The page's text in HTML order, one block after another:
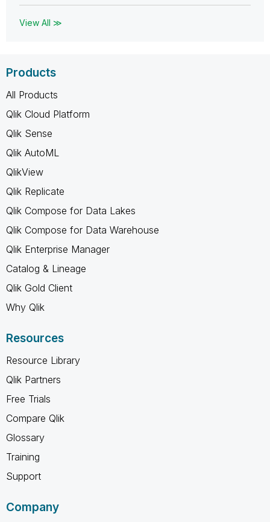
View All ≫
Products
All Products
Qlik Cloud Platform
Qlik Sense
Qlik AutoML
QlikView
Qlik Replicate
Qlik Compose for Data Lakes
Qlik Compose for Data Warehouse
Qlik Enterprise Manager
Catalog & Lineage
Qlik Gold Client
Why Qlik
Resources
Resource Library
Qlik Partners
Free Trials
Compare Qlik
Glossary
Training
Support
Company